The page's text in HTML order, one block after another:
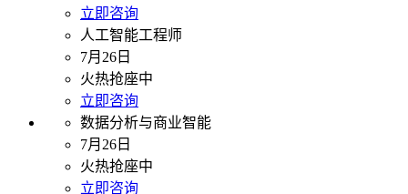
立即咨询
人工智能工程师
7月26日
火热抢座中
立即咨询
数据分析与商业智能
7月26日
火热抢座中
立即咨询